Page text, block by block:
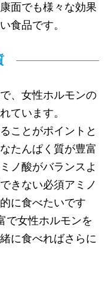
面でも様々な効果
食品です。
、女性ホルモンの
ています。
ことがポイントと
たんぱく質が豊富
ノ酸がバランスよ
きない必須アミノ
に食べたいです
で女性ホルモンを
に食べればさらに